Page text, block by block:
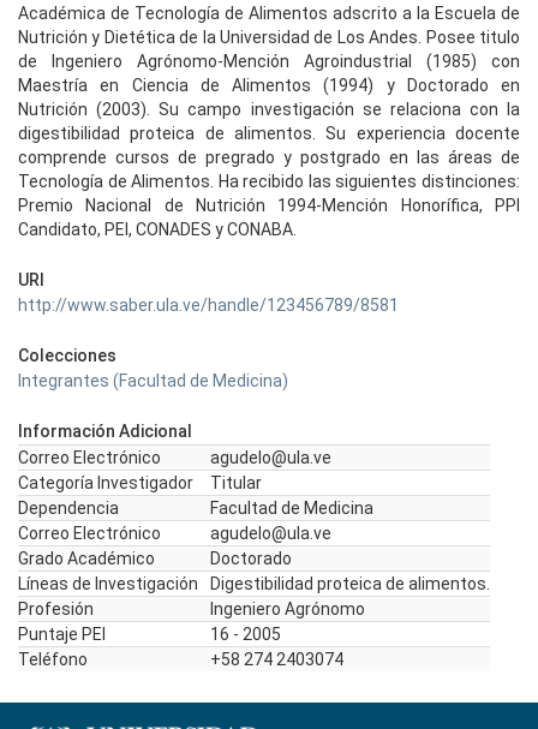
Académica de Tecnología de Alimentos adscrito a la Escuela de
Nutrición y Dietética de la Universidad de Los Andes. Posee titulo
de Ingeniero Agrónomo-Mención Agroindustrial (1985) con
Maestría en Ciencia de Alimentos (1994) y Doctorado en
Nutrición (2003). Su campo investigación se relaciona con la
digestibilidad proteica de alimentos. Su experiencia docente
comprende cursos de pregrado y postgrado en las áreas de
Tecnología de Alimentos. Ha recibido las siguientes distinciones:
Premio Nacional de Nutrición 1994-Mención Honorífica, PPI
Candidato, PEI, CONADES y CONABA.
URI
http://www.saber.ula.ve/handle/123456789/8581
Colecciones
Integrantes (Facultad de Medicina)
Información Adicional
Correo Electrónico
agudelo@ula.ve
Categoría Investigador
Titular
Dependencia
Facultad de Medicina
Correo Electrónico
agudelo@ula.ve
Grado Académico
Doctorado
Líneas de Investigación
Digestibilidad proteica de alimentos.
Profesión
Ingeniero Agrónomo
Puntaje PEI
16 - 2005
Teléfono
+58 274 2403074